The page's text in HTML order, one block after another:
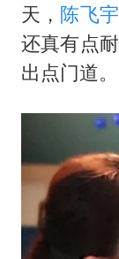
天， 陈飞宇
还真有点
出点门道。